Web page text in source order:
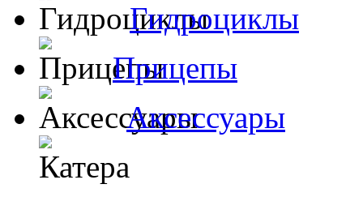
Гидроциклы
Прицепы
Аксессуары